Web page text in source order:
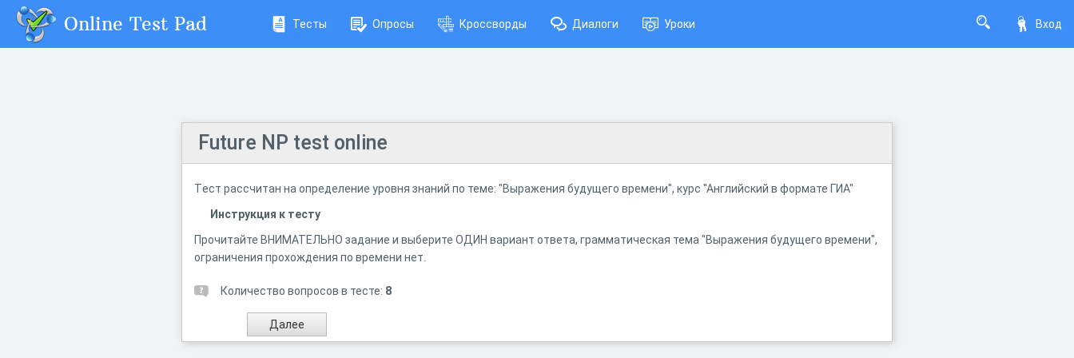
Вход
Online Test Pad Тесты Опросы Кроссворды Диалоги Уроки
Future NP test online
Tест рассчитан на определение уровня знаний по теме: "Выражения будущего времени", курс "Английский в формате ГИА"
Инструкция к тесту
Прочитайте ВНИМАТЕЛЬНО задание и выберите ОДИН вариант ответа, грамматическая тема "Выражения будущего времени",
ограничения прохождения по времени нет.
Количество вопросов в тесте: 8